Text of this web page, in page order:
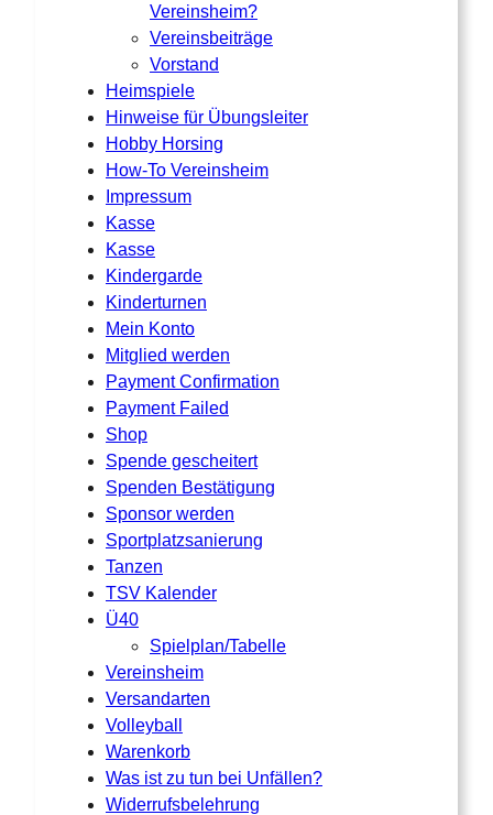
Vereinsheim?
Vereinsbeiträge
Vorstand
Heimspiele
Hinweise für Übungsleiter
Hobby Horsing
How-To Vereinsheim
Impressum
Kasse
Kasse
Kindergarde
Kinderturnen
Mein Konto
Mitglied werden
Payment Confirmation
Payment Failed
Shop
Spende gescheitert
Spenden Bestätigung
Sponsor werden
Sportplatzsanierung
Tanzen
TSV Kalender
Ü40
Spielplan/Tabelle
Vereinsheim
Versandarten
Volleyball
Warenkorb
Was ist zu tun bei Unfällen?
Widerrufsbelehrung